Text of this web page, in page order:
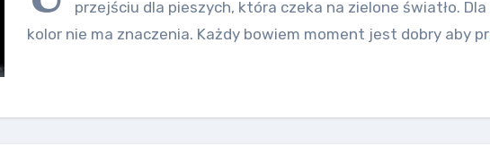
przejściu dla pieszych, która czeka na zielone światło.
kolor nie ma znaczenia. Każdy bowiem moment jest dobry aby